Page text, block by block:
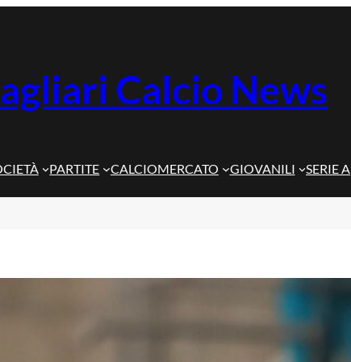
Calcio News
PARTITE CALCIOMERCATO GIOVANILI SERIE A